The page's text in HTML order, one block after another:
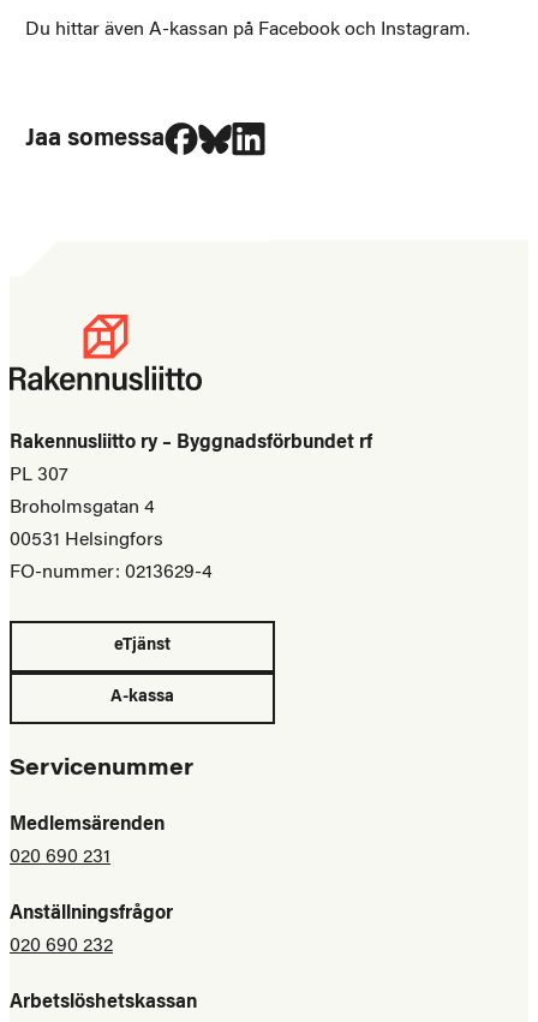
Du hittar även A-kassan på Facebook och Instagram.
Jaa somessa
Jaa Facebookissa
Jaa Blueskyssa
Jaa LinkedIn:ssä
Rakennusliitto ry – Byggnadsförbundet rf
PL 307
Broholmsgatan 4
00531 Helsingfors
FO-nummer: 0213629-4
eTjänst
A-kassa
Servicenummer
Medlemsärenden
020 690 231
Anställningsfrågor
020 690 232
Arbetslöshetskassan